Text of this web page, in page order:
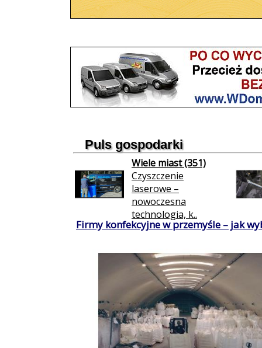
Puls gospodarki
Wiele miast (351)
Czyszczenie
laserowe –
nowoczesna
technologia, k..
Firmy konfekcyjne w przemyśle – jak